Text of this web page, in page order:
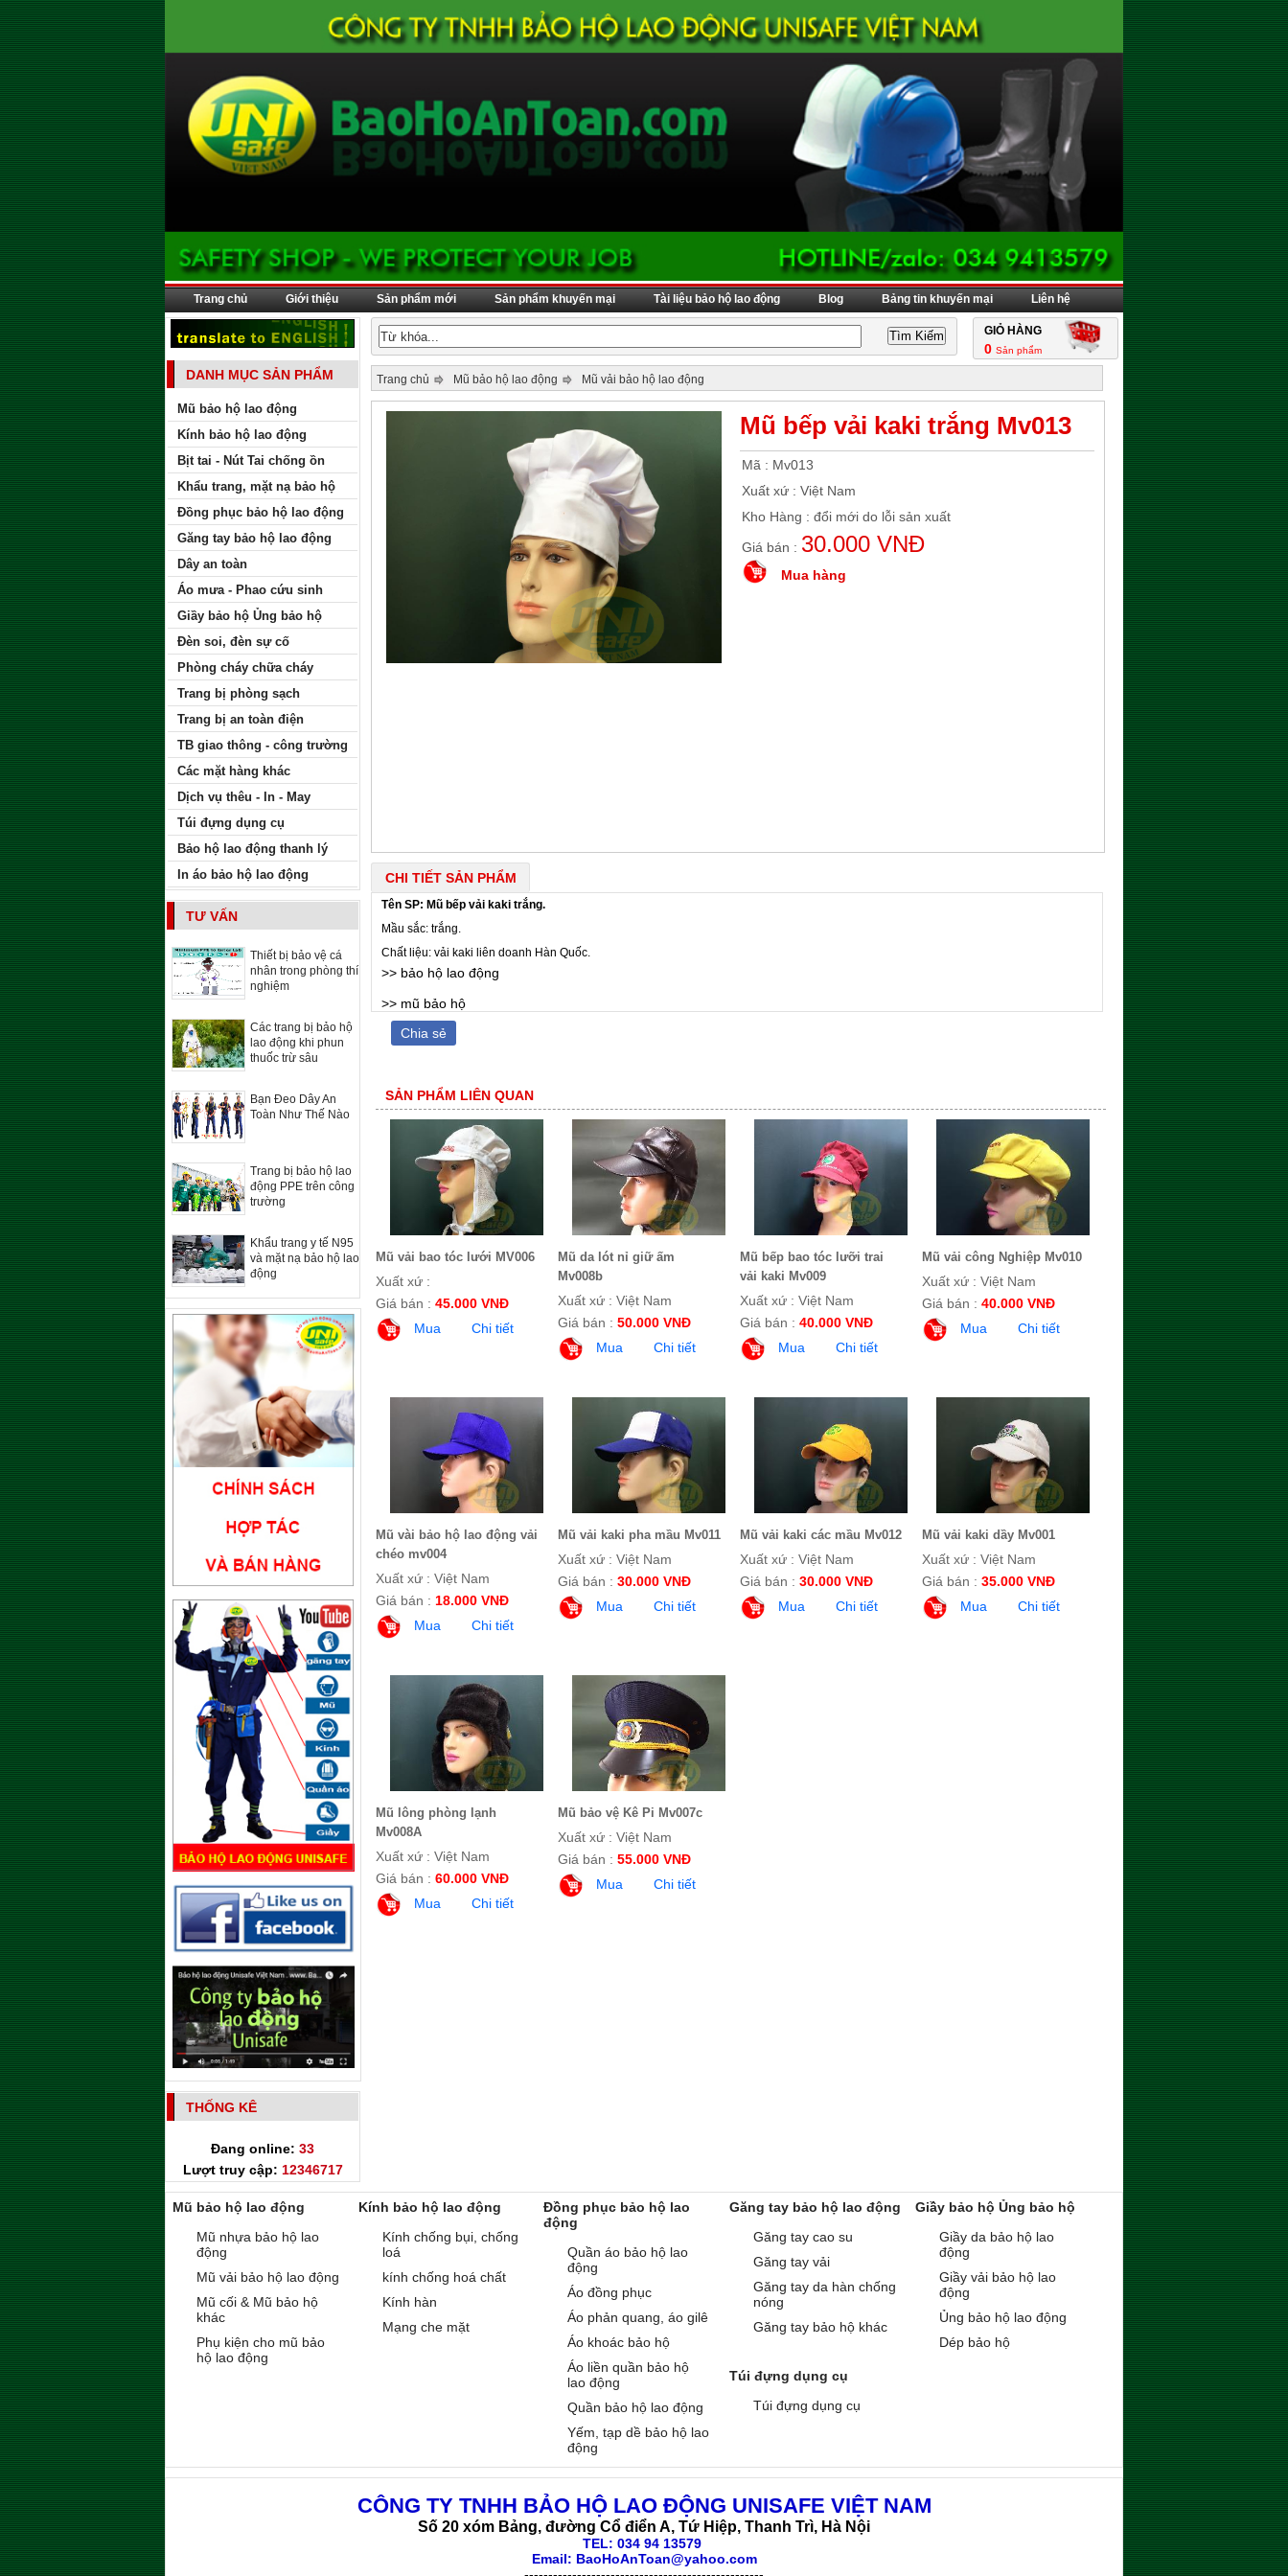
Trang chủ Giới thiệu Sản phẩm mới Sản phẩm khuyến mại Tài liệu bảo hộ lao động Blog Bảng tin khuyến mại Liên hệ
DANH MỤC SẢN PHẨM
Mũ bảo hộ lao động
Kính bảo hộ lao động
Bịt tai - Nút Tai chống ồn
Khẩu trang, mặt nạ bảo hộ
Đồng phục bảo hộ lao động
Găng tay bảo hộ lao động
Dây an toàn
Áo mưa - Phao cứu sinh
Giầy bảo hộ Ủng bảo hộ
Đèn soi, đèn sự cố
Phòng cháy chữa cháy
Trang bị phòng sạch
Trang bị an toàn điện
TB giao thông - công trường
Các mặt hàng khác
Dịch vụ thêu - In - May
Túi đựng dụng cụ
Bảo hộ lao động thanh lý
In áo bảo hộ lao động
TƯ VẤN
Thiết bị bảo vệ cá
nhân trong phòng thí
nghiệm
Các trang bị bảo hộ
lao động khi phun
thuốc trừ sâu
Bạn Đeo Dây An
Toàn Như Thế Nào
Trang bị bảo hộ lao
động PPE trên công
trường
Khẩu trang y tế N95
và mặt nạ bảo hộ lao
động
THỐNG KÊ
Đang online: 33
Lượt truy cập: 12346717
GIỎ HÀNG
0 Sản phẩm
Trang chủ Mũ bảo hộ lao động Mũ vải bảo hộ lao động
Mũ bếp vải kaki trắng Mv013
Mã : Mv013
Xuất xứ : Việt Nam
Kho Hàng : đổi mới do lỗi sản xuất
Giá bán : 30.000 VNĐ
Mua hàng
CHI TIẾT SẢN PHẨM
Tên SP: Mũ bếp vải kaki trắng.
Mầu sắc: trắng.
Chất liệu: vải kaki liên doanh Hàn Quốc.
>> bảo hộ lao động
>> mũ bảo hộ
Chia sẻ
SẢN PHẨM LIÊN QUAN
Mũ vải bao tóc lưới MV006
Xuất xứ :
Giá bán : 45.000 VNĐ
Mua
Chi tiết
Mũ da lót nỉ giữ ấm
Mv008b
Xuất xứ : Việt Nam
Giá bán : 50.000 VNĐ
Mua
Chi tiết
Mũ bếp bao tóc lưỡi trai
vải kaki Mv009
Xuất xứ : Việt Nam
Giá bán : 40.000 VNĐ
Mua
Chi tiết
Mũ vải công Nghiệp Mv010
Xuất xứ : Việt Nam
Giá bán : 40.000 VNĐ
Mua
Chi tiết
Mũ vài bảo hộ lao động vải
chéo mv004
Xuất xứ : Việt Nam
Giá bán : 18.000 VNĐ
Mua
Chi tiết
Mũ vải kaki pha mầu Mv011
Xuất xứ : Việt Nam
Giá bán : 30.000 VNĐ
Mua
Chi tiết
Mũ vải kaki các mầu Mv012
Xuất xứ : Việt Nam
Giá bán : 30.000 VNĐ
Mua
Chi tiết
Mũ vải kaki dầy Mv001
Xuất xứ : Việt Nam
Giá bán : 35.000 VNĐ
Mua
Chi tiết
Mũ lông phòng lạnh
Mv008A
Xuất xứ : Việt Nam
Giá bán : 60.000 VNĐ
Mua
Chi tiết
Mũ bảo vệ Kê Pi Mv007c
Xuất xứ : Việt Nam
Giá bán : 55.000 VNĐ
Mua
Chi tiết
Mũ bảo hộ lao động
Mũ nhựa bảo hộ lao
động
Mũ vải bảo hộ lao động
Mũ cối & Mũ bảo hộ
khác
Phụ kiện cho mũ bảo
hộ lao động
Kính bảo hộ lao động
Kính chống bụi, chống
loá
kính chống hoá chất
Kính hàn
Mạng che mặt
Đồng phục bảo hộ lao
động
Quần áo bảo hộ lao
động
Áo đồng phục
Áo phản quang, áo gilê
Áo khoác bảo hộ
Áo liền quần bảo hộ
lao động
Quần bảo hộ lao động
Yếm, tạp dề bảo hộ lao
động
Găng tay bảo hộ lao động
Găng tay cao su
Găng tay vải
Găng tay da hàn chống
nóng
Găng tay bảo hộ khác
Giầy bảo hộ Ủng bảo hộ
Giầy da bảo hộ lao
động
Giầy vải bảo hộ lao
động
Ủng bảo hộ lao động
Dép bảo hộ
Túi đựng dụng cụ
Túi đựng dụng cụ
CÔNG TY TNHH BẢO HỘ LAO ĐỘNG UNISAFE VIỆT NAM
Số 20 xóm Bảng, đường Cổ điển A, Tứ Hiệp, Thanh Trì, Hà Nội
TEL: 034 94 13579
Email: BaoHoAnToan@yahoo.com